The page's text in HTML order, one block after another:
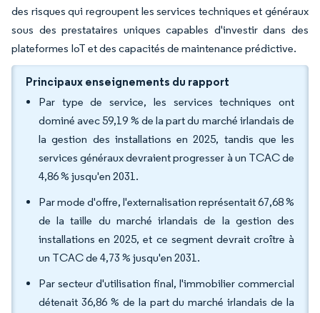
des risques qui regroupent les services techniques et généraux
sous des prestataires uniques capables d'investir dans des
plateformes IoT et des capacités de maintenance prédictive.
Principaux enseignements du rapport
Par type de service, les services techniques ont
dominé avec 59,19 % de la part du marché irlandais de
la gestion des installations en 2025, tandis que les
services généraux devraient progresser à un TCAC de
4,86 % jusqu'en 2031.
Par mode d'offre, l'externalisation représentait 67,68 %
de la taille du marché irlandais de la gestion des
installations en 2025, et ce segment devrait croître à
un TCAC de 4,73 % jusqu'en 2031.
Par secteur d'utilisation final, l'immobilier commercial
détenait 36,86 % de la part du marché irlandais de la